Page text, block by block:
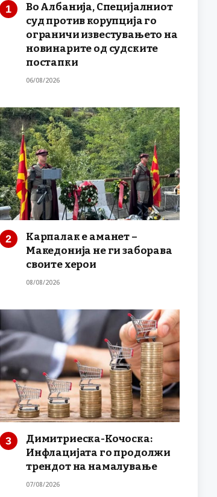
Во Албанија, Специјалниот
суд против корупција го
ограничи известувањето на
новинарите од судските
постапки
06/08/2026
Карпалак е аманет –
Македонија не ги заборава
своите херои
08/08/2026
Димитриеска-Кочоска:
Инфлацијата го продолжи
трендот на намалување
07/08/2026